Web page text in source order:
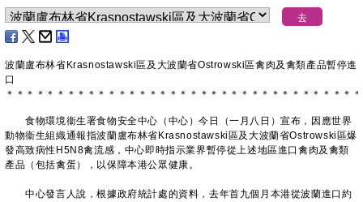
波蘭盧布林省Krasnostawski區及大波蘭省Ostrowski區禽肉及禽類產品暫停進
口
＊ ＊ ＊ ＊ ＊ ＊ ＊ ＊ ＊ ＊ ＊ ＊ ＊ ＊ ＊ ＊ ＊ ＊ ＊ ＊ ＊ ＊ ＊ ＊ ＊ ＊ ＊ ＊ ＊ ＊ ＊ ＊ ＊ ＊ ＊
食物環境衞生署食物安全中心（中心）今日（一月八日）宣布，因應世界
動物衞生組織通報指波蘭盧布林省Krasnostawski區及大波蘭省Ostrowski區爆
發高致病性H5N8禽流感，中心即時指示業界暫停從上述地區進口禽肉及禽類
產品（包括禽蛋），以保障本港公眾健康。
中心發言人說，根據政府統計處的資料，去年首九個月本港從波蘭進口約